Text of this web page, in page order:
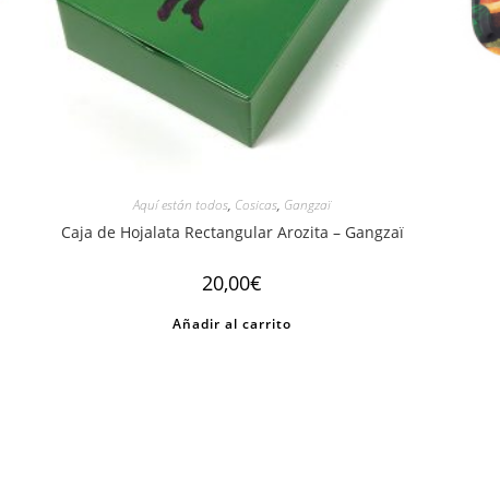
Aquí están todos, Cosicas, Gangzaï
Caja de Hojalata Rectangular Arozita – Gangzaï
20,00€
Añadir al carrito